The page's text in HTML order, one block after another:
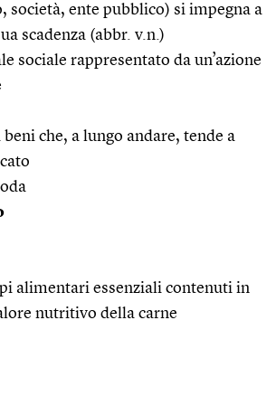
società, ente pubblico) si impegna a
scadenza (abbr. v.n.)
sociale rappresentato da un’azione
beni che, a lungo andare, tende a
alimentari essenziali contenuti in
nutritivo della carne